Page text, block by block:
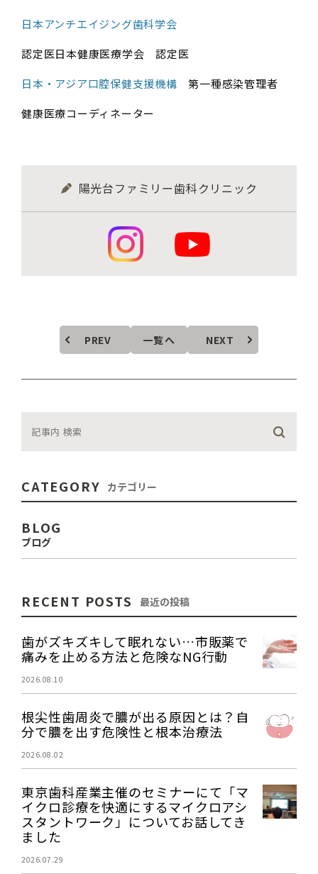
日本アンチエイジング歯科学会
認定医日本健康医療学会 認定医
日本・アジア口腔保健支援機構 第一種感染管理者
健康医療コーディネーター
陽光台ファミリー歯科クリニック
PREV 一覧へ NEXT
CATEGORY カテゴリー
BLOG
ブログ
RECENT POSTS 最近の投稿
歯がズキズキして眠れない…市販薬で
痛みを止める方法と危険なNG行動
2026.08.10
根尖性歯周炎で膿が出る原因とは？自
分で膿を出す危険性と根本治療法
2026.08.02
東京歯科産業主催のセミナーにて「マ
イクロ診療を快適にするマイクロアシ
スタントワーク」についてお話してき
ました
2026.07.29